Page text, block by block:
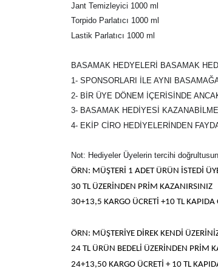
Jant Temizleyici 1000 ml
Torpido Parlatıcı 1000 ml
Lastik Parlatıcı 1000 ml
BASAMAK HEDYELERİ BASAMAK
1- SPONSORLARI İLE AYNI
2- BİR ÜYE DÖNEM İÇERİSİNDE
3- BASAMAK HEDİYESİ
4- EKİP CİRO HEDİYELERİNDEN
Not: Hediyeler Üyelerin tercihi
ÖRN: MÜŞTERİ 1 ADET ÜRÜN İSTEDİ
30 TL ÜZERİNDEN PRİM KAZANIRSINIZ
30+13,5 KARGO ÜCRETİ +10 TL KAPIDA
ÖRN: MÜŞTERİYE DİREK KENDİ
24 TL ÜRÜN BEDELİ ÜZERİNDEN PRİM
24+13,50 KARGO ÜCRETİ + 10 TL